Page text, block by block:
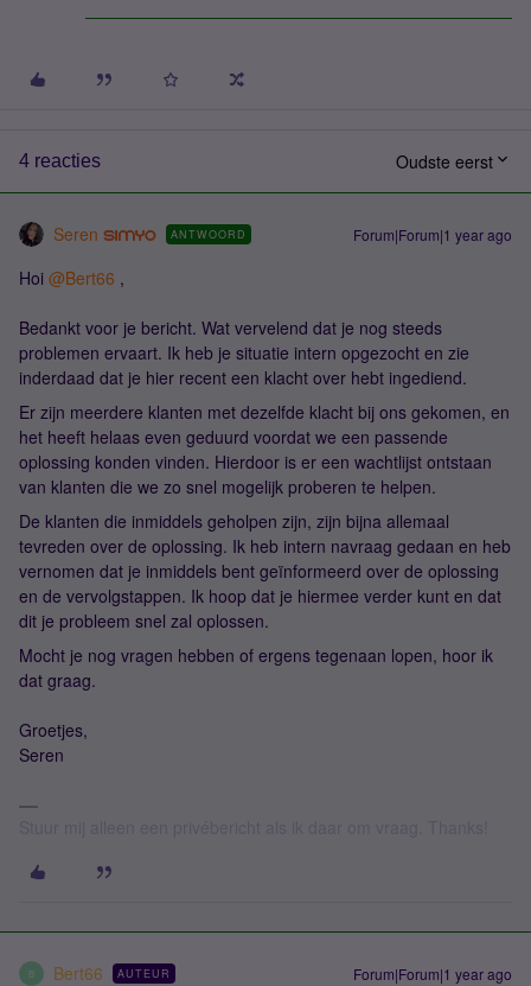
4 reacties Oudste eerst
Seren ANTWOORD Forum|Forum|1 year ago
Hoi @Bert66 ,
Bedankt voor je bericht. Wat vervelend dat je nog steeds
problemen ervaart. Ik heb je situatie intern opgezocht en zie
inderdaad dat je hier recent een klacht over hebt ingediend.
Er zijn meerdere klanten met dezelfde klacht bij ons gekomen, en
het heeft helaas even geduurd voordat we een passende
oplossing konden vinden. Hierdoor is er een wachtlijst ontstaan
van klanten die we zo snel mogelijk proberen te helpen.
De klanten die inmiddels geholpen zijn, zijn bijna allemaal
tevreden over de oplossing. Ik heb intern navraag gedaan en heb
vernomen dat je inmiddels bent geïnformeerd over de oplossing
en de vervolgstappen. Ik hoop dat je hiermee verder kunt en dat
dit je probleem snel zal oplossen.
Mocht je nog vragen hebben of ergens tegenaan lopen, hoor ik
dat graag.
Groetjes,
Seren
B Bert66 AUTEUR Forum|Forum|1 year ago